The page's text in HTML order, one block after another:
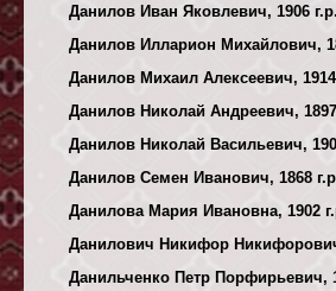
Данилов Иван Яковлевич, 1906 г.р.
Данилов Илларион Михайлович,
Данилов Михаил Алексеевич, 1914
Данилов Николай Андреевич, 1897
Данилов Николай Васильевич,
Данилов Семен Иванович, 1868
Данилова Мария Ивановна, 1902
Данилович Никифор
Данильченко Петр Порфирьевич,